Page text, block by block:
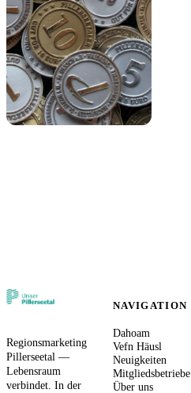
Regionsmarketing
Pillerseetal —
Lebensraum
verbindet. In der
NAVIGATION
Dahoam
Vefn Häusl
Neuigkeiten
Mitgliedsbetriebe
Über uns